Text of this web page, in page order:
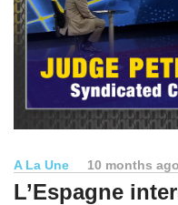
A La Une 10 months ago
L’Espagne